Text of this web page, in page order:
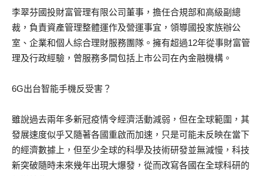
李翠芬國投財富管理有限公司董事，擔任合規部和高級副總
裁，負責資產管理整體運作及營運事宜，領導國投家族辦公
室、企業和個人綜合理財服務團隊。擁有超過12年從事財富管
理及行政經驗，曾服務多間包括上市公司在內金融機構。
6G出台智能手機反受害？
雖說過去兩年多新冠疫情令經濟活動減弱，但在全球範圍，其
發展速度似乎又隨著各國重啟而加速，只是可能未反映在當下
的經濟數據上，但至少全球的科學及技術研發並無減慢，科技
新突破隨時未來幾年出現大爆發，從而改寫各國在全球科研的